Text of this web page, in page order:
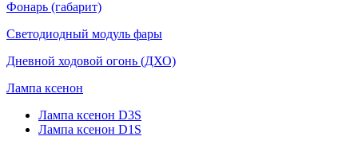
Фонарь (габарит)
Светодиодный модуль фары
Дневной ходовой огонь (ДХО)
Лампа ксенон
Лампа ксенон D3S
Лампа ксенон D1S